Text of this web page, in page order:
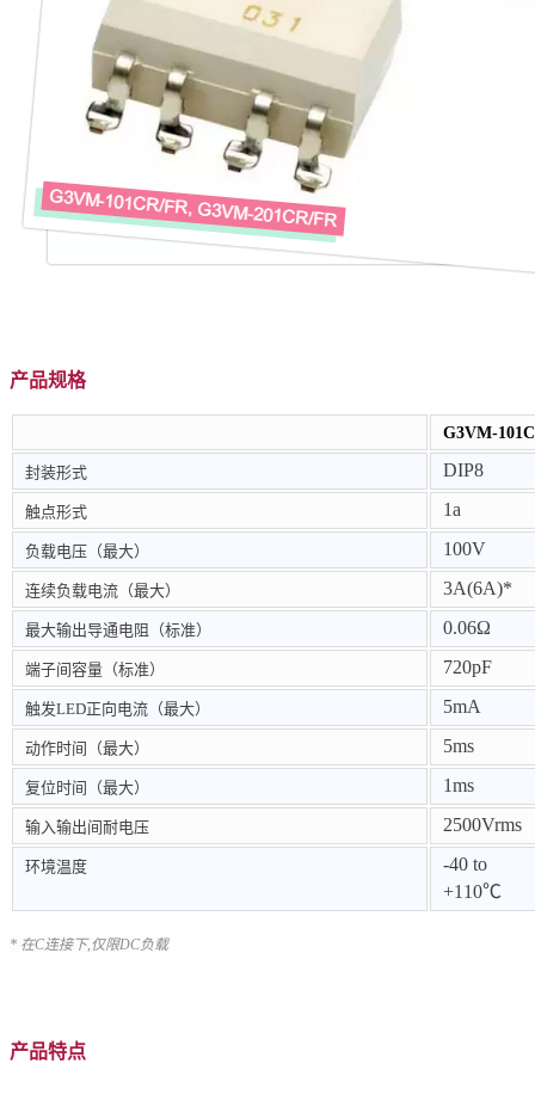
产品规格
G3VM-
封装形式 DIP8
触点形式 1a
负载电压（最大） 100V
连续负载电流（最大） 3A(6A)*
最大输出导通电阻（标准） 0.06Ω
端子间容量（标准） 720pF
触发LED正向电流（最大） 5mA
动作时间（最大） 5ms
复位时间（最大） 1ms
输入输出间耐电压 2500Vrms
环境温度
-40 to
+110℃
* 在C连接下,仅限DC负载
产品特点